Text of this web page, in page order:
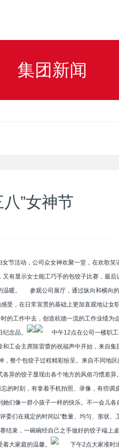
集团新闻
”女神节
节活动，公司众女神欢聚一堂，在欢歌笑
有显示女士能工巧手的包饺子比赛，最后
暖。
参观公司展厅，通过纵向和横向
受，在日常宣贯的基础上更加直观地让女
的工作中去，创造杭德一流的工作业绩为
念品。
中午12点在公司一楼职工
工会主席陈雷蕾的祝福声中开始，来自集
整个包饺子过程精彩纷呈。来自不同地区
异的饺子显现出各个地方的风俗习惯差
时刻，有拿着手机拍照、录像，有些调
们像一群小孩子一样的快乐。不一会儿
们在规定的时间以“数量、均匀、形状、
束，一碗碗经自己之手做好的饺子端上
大家庭的温馨。
下午2点大家准时